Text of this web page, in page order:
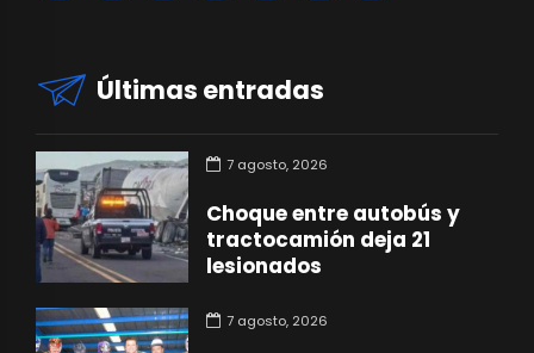
Últimas entradas
7 agosto, 2026
Choque entre autobús y
tractocamión deja 21
lesionados
7 agosto, 2026